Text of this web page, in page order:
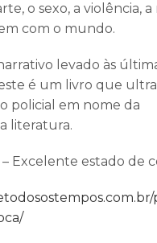
o sexo, a violência, a
com o mundo.
levado às
é um livro que
policial em nome da
literatura.
– Excelente estado de